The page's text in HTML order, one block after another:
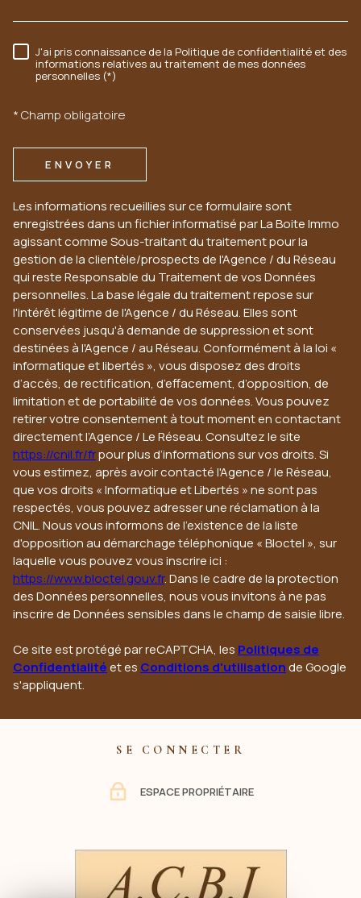
RÈGLEMENTATION
J'ai pris connaissance de la Politique de confidentialité et des
informations relatives au traitement de mes données
personnelles (*)
* Champ obligatoire
ENVOYER
Les informations recueillies sur ce formulaire sont
enregistrées dans un fichier informatisé par La Boite Immo
agissant comme Sous-traitant du traitement pour la
gestion de la clientèle/prospects de l'Agence / du Réseau
qui reste Responsable du Traitement de vos Données
personnelles. La base légale du traitement repose sur
l'intérêt légitime de l'Agence / du Réseau. Elles sont
conservées jusqu'à demande de suppression et sont
destinées à l'Agence / au Réseau. Conformément à la loi «
informatique et libertés », vous disposez des droits
d’accès, de rectification, d’effacement, d’opposition, de
limitation et de portabilité de vos données. Vous pouvez
retirer votre consentement à tout moment en contactant
directement l’Agence / Le Réseau. Consultez le site
https://cnil.fr/frpour plus d’informations sur vos droits. Si
vous estimez, après avoir contacté l'Agence / le Réseau,
que vos droits « Informatique et Libertés » ne sont pas
respectés, vous pouvez adresser une réclamation à la
CNIL. Nous vous informons de l’existence de la liste
d'opposition au démarchage téléphonique « Bloctel », sur
laquelle vous pouvez vous inscrire ici :
https://www.bloctel.gouv.fr. Dans le cadre de la protection
des Données personnelles, nous vous invitons à ne pas
inscrire de Données sensibles dans le champ de saisie libre.
Ce site est protégé par reCAPTCHA, les Politiques de
Confidentialitéet es Conditions d'utilisationde Google
s'appliquent.
SE CONNECTER
ESPACE PROPRIÉTAIRE